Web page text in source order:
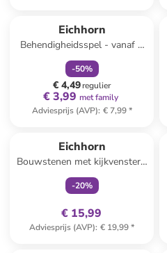
Eichhorn
Behendigheidsspel - vanaf 3
jaar
-50%
€ 4,49regulier
€ 3,99 met family
Adviesprijs (AVP): € 7,99*
Eichhorn
Bouwstenen met kijkvenster -
vanaf 12 maanden
-20%
€ 15,99
Adviesprijs (AVP): € 19,99*